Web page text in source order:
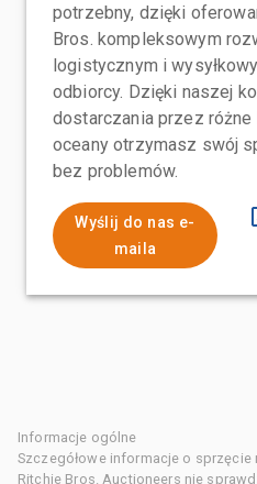
potrzebny, dzięki
Bros. kompleksowym
logistycznym i
odbiorcy. Dzięki naszej
dostarczania przez różne
oceany otrzymasz swój
bez problemów.
Wyślij do nas e-
maila
Informacje ogólne
Szczegółowe informacje o
Ritchie Bros. Auctioneers nie